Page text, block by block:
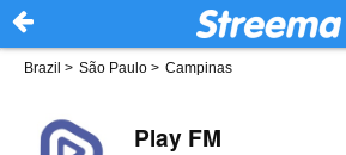
Brazil > São Paulo > Campinas
Play FM